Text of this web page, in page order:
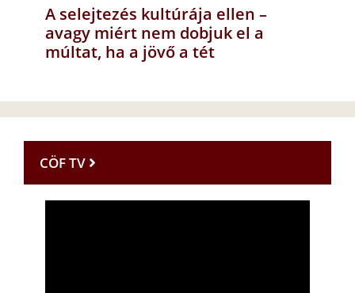
A selejtezés kultúrája ellen –
avagy miért nem dobjuk el a
múltat, ha a jövő a tét
CÖF TV